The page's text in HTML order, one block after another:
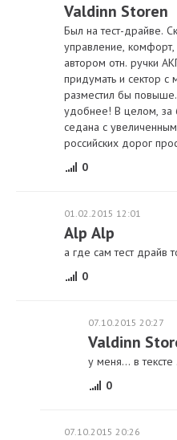
Valdinn Storen
Был на тест-драйве.
управление,
автором отн. ручки
придумать и сектор с
разместил бы
удобнее! В целом, за
седана с
российских дорог
0
01.02.2015 12:01
Alp Alp
а где сам тест драйв
0
07.10.2015 20:27
Valdinn
у меня... в тексте
0
07.10.2015 20:26